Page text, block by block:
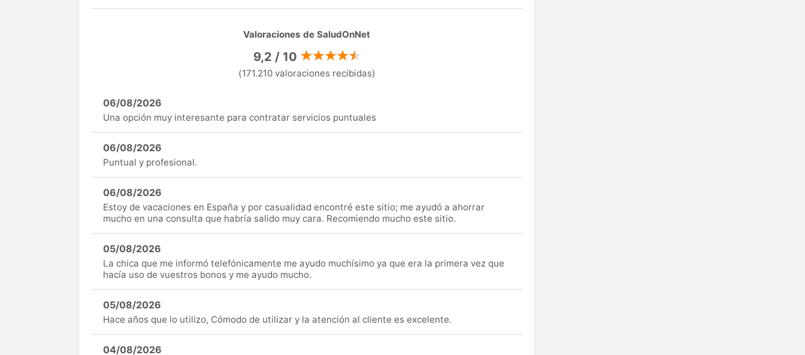
Valoraciones de SaludOnNet
9,2 / 10
(171.210 valoraciones recibidas)
06/08/2026
Una opción muy interesante para contratar servicios puntuales
06/08/2026
Puntual y profesional.
06/08/2026
Estoy de vacaciones en España y por casualidad encontré este sitio; me ayudó a ahorrar
mucho en una consulta que habría salido muy cara. Recomiendo mucho este sitio.
05/08/2026
La chica que me informó telefónicamente me ayudo muchísimo ya que era la primera vez que
hacía uso de vuestros bonos y me ayudo mucho.
05/08/2026
Hace años que lo utilizo, Cómodo de utilizar y la atención al cliente es excelente.
04/08/2026